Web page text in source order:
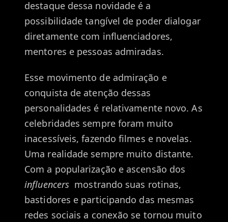
destaque dessa novidade é a
possibilidade tangível de poder dialogar
diretamente com influenciadores,
mentores e pessoas admiradas.
Esse movimento de admiração e
conquista de atenção dessas
personalidades é relativamente novo. As
celebridades sempre foram muito
inacessíveis, fazendo filmes e novelas.
Uma realidade sempre muito distante.
Com a popularização e ascensão dos
influencers mostrando suas rotinas,
bastidores e participando das mesmas
redes sociais a conexão se tornou muito